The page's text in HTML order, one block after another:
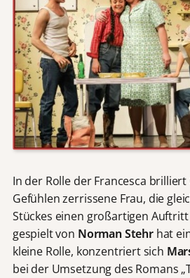
In der Rolle der Francesca brilliert
Gefühlen zerrissene Frau, die
Stückes einen großartigen Auftritt
gespielt von Norman Stehrhat
kleine Rolle, konzentriert sich
bei der Umsetzung des Romans